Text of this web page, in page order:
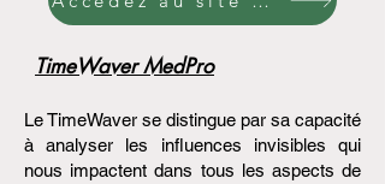
TimeWaver MedPro
Le TimeWaver se distingue par sa capacité
à analyser les influences invisibles qui
nous impactent dans tous les aspects de